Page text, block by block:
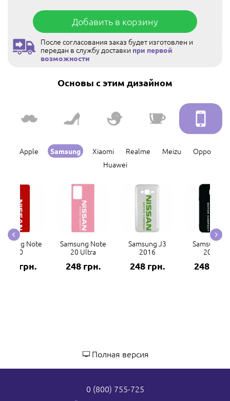
Добавить в корзину
После согласования заказ будет изготовлен и
передан в службу доставки при первой
возможности
Основы с этим дизайном
Apple Samsung Xiaomi Realme Meizu
Oppo
Huawei
Note
20
248 грн.
Samsung Note
20 Ultra
248 грн.
Samsung J3
2016
248 грн.
Samsung J3
2017
248 грн.
Полная версия
0 (800) 755-725